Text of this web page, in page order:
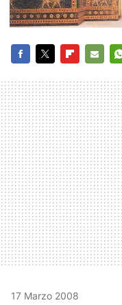
MAIL
17 Marzo 2008